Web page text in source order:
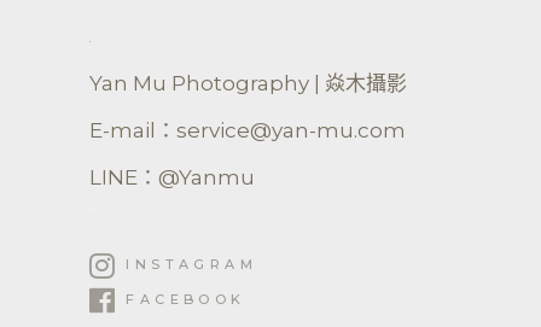
Yan Mu Photography | 焱木攝影
E-mail：service@yan-mu.com
LINE：@Yanmu
INSTAGRAM
FACEBOOK